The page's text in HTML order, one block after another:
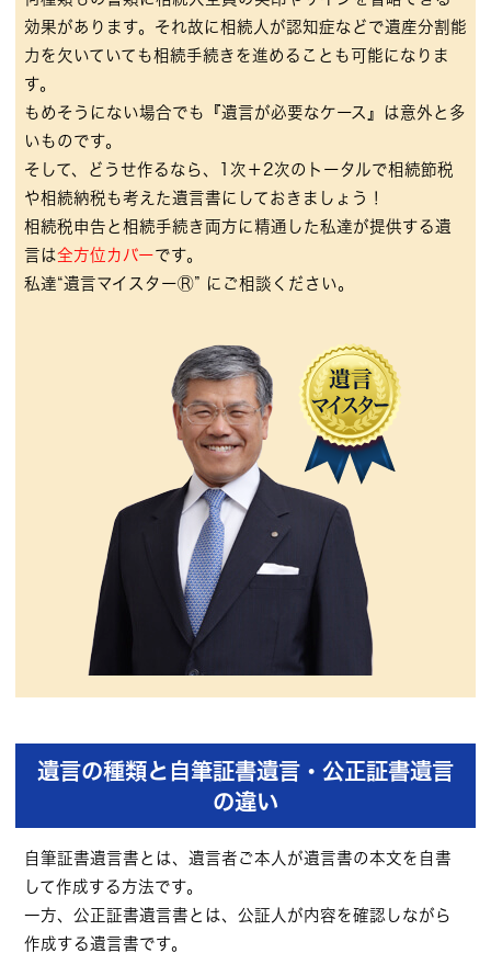
効果があります。それ故に相続人が認知症などで遺産分割能
力を欠いていても相続手続きを進めることも可能になりま
す。
もめそうにない場合でも『遺言が必要なケース』は意外と多
いものです。
そして、どうせ作るなら、1次＋2次のトータルで相続節税
や相続納税も考えた遺言書にしておきましょう！
相続税申告と相続手続き両方に精通した私達が提供する遺
言は全方位カバーです。
私達“遺言マイスターⓇ” にご相談ください。
遺言の種類と自筆証書遺言・公正証書遺言
の違い
自筆証書遺言書とは、遺言者ご本人が遺言書の本文を自書
して作成する方法です。
一方、公正証書遺言書とは、公証人が内容を確認しながら
作成する遺言書です。